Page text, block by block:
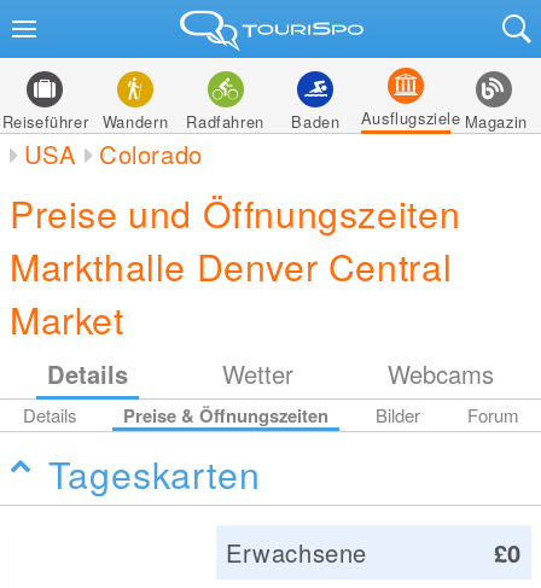
Reiseführer Wandern Radfahren Baden Ausflugsziele Magazin
USA Colorado
Preise und Öffnungszeiten
Markthalle Denver Central
Market
Details Wetter Webcams
Details Preise & Öffnungszeiten Bilder Forum
Tageskarten
Erwachsene
£0